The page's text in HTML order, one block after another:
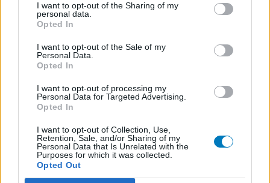
I want to opt-out of the Sharing of my
personal data.
Opted In
I want to opt-out of the Sale of my
Personal Data.
Opted In
I want to opt-out of processing my
Personal Data for Targeted Advertising.
Opted In
I want to opt-out of Collection, Use,
Retention, Sale, and/or Sharing of my
Personal Data that Is Unrelated with the
Purposes for which it was collected.
Opted Out
Efficacité
Pas de stabilite d'effets a long terme dans les cas
750 mg/jr associe a 200 mg/jr de vimpat et urbanyl 10 mg.
stabilite enfin assuree mais a quel prix! fatigue extreme,
depression, interactions medicamenteuses en pagaille
enfin vaut mieux ca que quelque chose de pire.
votre avis